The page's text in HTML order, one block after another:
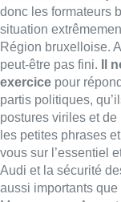
réalité
autre.Quittez les
Négociez donc, et
compteur de ces
votre incapacité à
fait déjà 117 jours
gouvernement.
Fabrice Grosfilley